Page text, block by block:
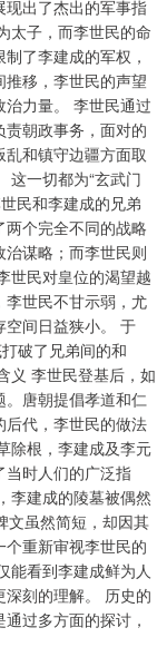
现出了杰出的军事指
太子，而李世民的命
了李建成的军权，
移，李世民的声望
力量。 李世民通过
朝政事务，面对的
和镇守边疆方面取
这一切都为“玄武门
民和李建成的兄弟
个完全不同的战略
谋略；而李世民则
世民对皇位的渴望越
世民不甘示弱，尤
空间日益狭小。 于
破了兄弟间的和
义 李世民登基后，如
唐朝提倡孝道和仁
代，李世民的做法
除根，李建成及李元
当时人们的广泛指
李建成的陵墓被偶然
文虽然简短，却因其
重新审视李世民的
能看到李建成鲜为人
刻的理解。 历史的
过多方面的探讨，